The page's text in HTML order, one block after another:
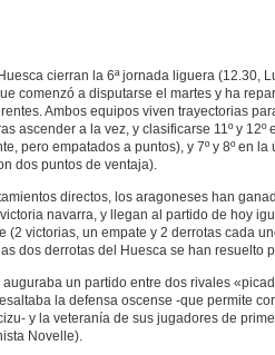
cierran la 6ª jornada liguera (12.30,
comenzó a disputarse el martes y ha
Ambos equipos viven trayectorias
ascender a la vez, y clasificarse 11º y 12º
pero empatados a puntos), y 7º y 8º en
dos puntos de ventaja).
directos, los aragoneses han
navarra, y llegan al partido de hoy
(2 victorias, un empate y 2 derrotas cada
dos derrotas del Huesca se han resuelto
auguraba un partido entre dos rivales
la defensa oscense -que permite
y la veteranía de sus jugadores de
Novelle).